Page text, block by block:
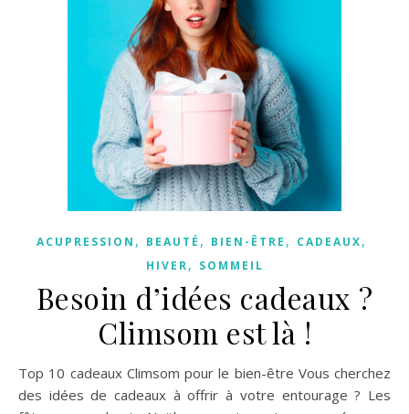
ACUPRESSION , BEAUTÉ , BIEN-ÊTRE , CADEAUX,
HIVER, SOMMEIL
Besoin d’idées cadeaux ?
Climsom est là !
Top 10 cadeaux Climsom pour le bien-être Vous cherchez
des idées de cadeaux à offrir à votre entourage ? Les